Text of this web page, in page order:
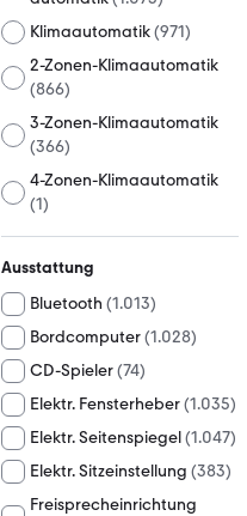
Klimaautomatik(971)
2-Zonen-Klimaautomatik
(866)
3-Zonen-Klimaautomatik
(366)
4-Zonen-Klimaautomatik
(1)
Ausstattung
Bluetooth (1.013)
Bordcomputer(1.028)
CD-Spieler(74)
Elektr. Fensterheber(1.035)
Elektr. Seitenspiegel(1.047)
Elektr. Sitzeinstellung (383)
Freisprecheinrichtung